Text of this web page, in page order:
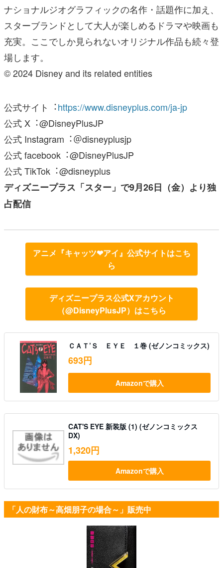
ナショナルジオグラフィックの名作・話題作に加え、
スターブランドとして⼤⼈が楽しめるドラマや映画も
充実。ここでしか⾒られないオリジナル作品も続々登
場します。
© 2024 Disney and its related entities
公式サイト︓https://www.disneyplus.com/ja-jp
公式 X︓@DisneyPlusJP
公式 Instagram︓＠disneyplusjp
公式 facebook︓@DisneyPlusJP
公式 TikTok︓@disneyplus
ディズニープラス「スター」で9⽉26⽇（⾦）より独
占配信
アニメ『キャッツ❤アイ』公式サイトはこち
ら
ディズニープラス公式Xアカウント
（@DisneyPlusJP）はこちら
ＣＡＴ’Ｓ ＥＹＥ １巻 (ゼノンコミックス)
693円
Amazonで購入
CAT'S EYE 新装版 (1) (ゼノンコミックス
DX)
1,320円
Amazonで購入
「人の財布～高畑朋子の場合～」販売中